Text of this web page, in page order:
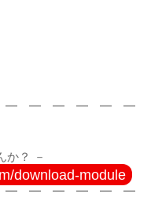
━ ━ ━ ━ ━ ━
か？ －
download-module
━ ━ ━ ━ ━ ━